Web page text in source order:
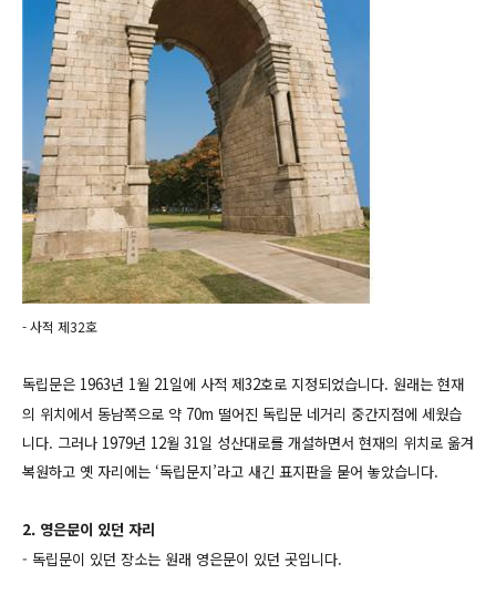
- 사적 제32호
독립문은 1963년 1월 21일에 사적 제32호로 지정되었습니다. 원래는 현재
의 위치에서 동남쪽으로 약 70m 떨어진 독립문 네거리 중간지점에 세웠습
니다. 그러나 1979년 12월 31일 성산대로를 개설하면서 현재의 위치로 옮겨
복원하고 옛 자리에는 ‘독립문지’라고 새긴 표지판을 묻어 놓았습니다.
2. 영은문이 있던 자리
- 독립문이 있던 장소는 원래 영은문이 있던 곳입니다.